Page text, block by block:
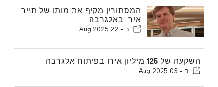
המסתורין מקיף את מותו של תייר
אירי באלגרבה
ב - 22 Aug 2025
השקעה של 125 מיליון אירו בפיתוח אלגרבה
ב - 03 Aug 2025